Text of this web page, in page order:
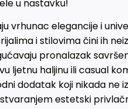
u nastavku!
vrhunac elegancije i
i stilovima čini ih
pronalazak
ljetnu haljinu ili casual
dodatak koji nikada ne
estetski